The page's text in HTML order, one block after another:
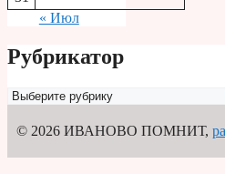
« Июл
Рубрикатор
Рубрикатор
© 2026 ИВАНОВО ПОМНИТ,